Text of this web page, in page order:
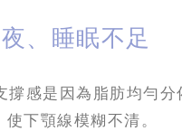
、睡眠不足
撐感是因為脂肪均勻
使下顎線模糊不清。